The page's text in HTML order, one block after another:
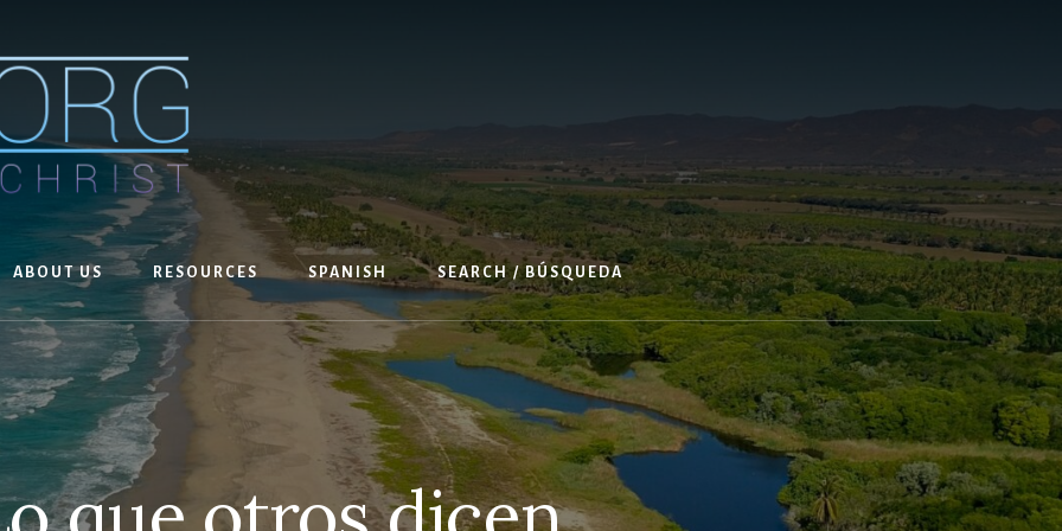
ABOUT US RESOURCES SPANISH SEARCH / BÚSQUEDA